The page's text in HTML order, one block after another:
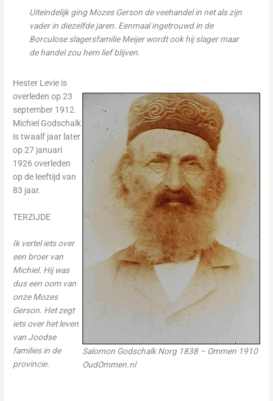
Uiteindelijk ging Mozes Gerson de veehandel in net als zijn
vader in diezelfde jaren. Eenmaal ingetrouwd in de
Borculose slagersfamilie Meijer wordt ook hij slager maar
de handel zou hem lief blijven.
Salomon Godschalk Norg 1838 – Ommen 1910
OudOmmen.nl
Hester Levie is
overleden op 23
september 1912.
Michiel Godschalk
is twaalf jaar later
op 27 januari
1926 overleden
op de leeftijd van
83 jaar.
TERZIJDE
Ik vertel iets over
een broer van
Michiel. Hij was
dus een oom van
onze Mozes
Gerson. Het zegt
iets over het leven
van Joodse
families in de
provincie.